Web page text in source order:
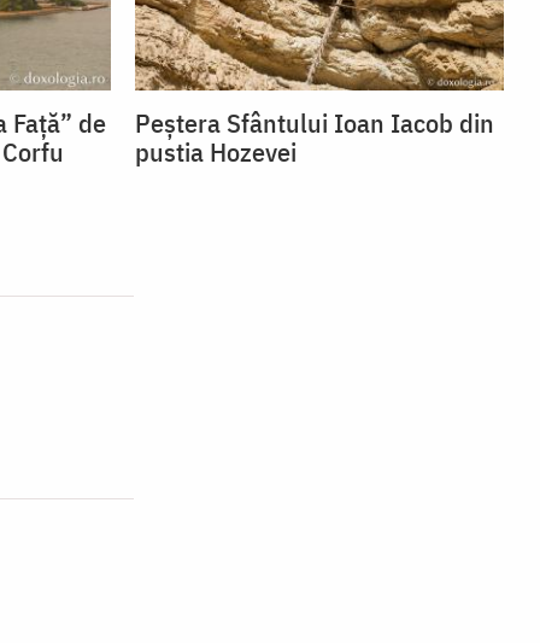
Față” de
Peștera Sfântului Ioan Iacob din
pustia Hozevei